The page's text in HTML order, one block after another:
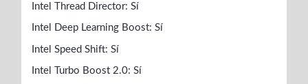
Intel Thread Director: Sí
Intel Deep Learning Boost: Sí
Intel Speed Shift: Sí
Intel Turbo Boost 2.0: Sí